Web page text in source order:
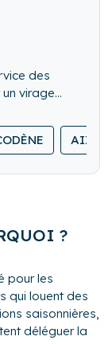
des
virage
une
a toujours
dans la
AIX-
?
pour les
qui louent des
saisonnières,
déléguer la